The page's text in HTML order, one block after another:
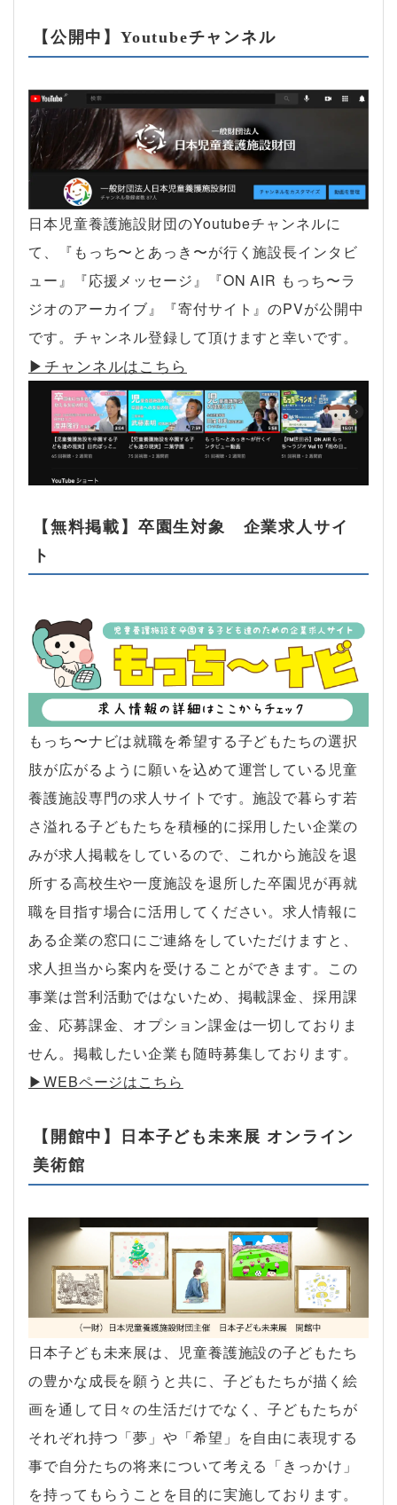
【公開中】Youtubeチャンネル
日本児童養護施設財団のYoutubeチャンネルに
て、『もっち〜とあっき〜が行く施設長インタビ
ュー』『応援メッセージ』『ON AIR もっち〜ラ
ジオのアーカイブ』『寄付サイト』のPVが公開中
です。チャンネル登録して頂けますと幸いです。
▶︎チャンネルはこちら
【無料掲載】卒園生対象 企業求人サイ
ト
もっち〜ナビは就職を希望する子どもたちの選択
肢が広がるように願いを込めて運営している児童
養護施設専門の求人サイトです。施設で暮らす若
さ溢れる子どもたちを積極的に採用したい企業の
みが求人掲載をしているので、これから施設を退
所する高校生や一度施設を退所した卒園児が再就
職を目指す場合に活用してください。求人情報に
ある企業の窓口にご連絡をしていただけますと、
求人担当から案内を受けることができます。この
事業は営利活動ではないため、掲載課金、採用課
金、応募課金、オプション課金は一切しておりま
せん。掲載したい企業も随時募集しております。
▶︎WEBページはこちら
【開館中】日本子ども未来展 オンライン
美術館
日本子ども未来展は、児童養護施設の子どもたち
の豊かな成長を願うと共に、子どもたちが描く絵
画を通して日々の生活だけでなく、子どもたちが
それぞれ持つ「夢」や「希望」を自由に表現する
事で自分たちの将来について考える「きっかけ」
を持ってもらうことを目的に実施しております。